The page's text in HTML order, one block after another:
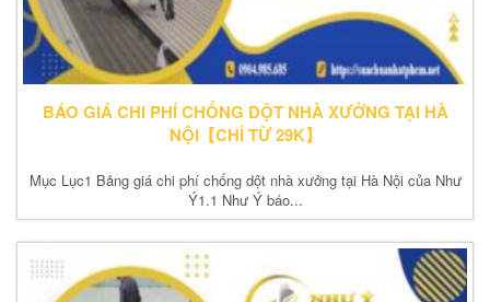
BÁO GIÁ CHI PHÍ CHỐNG DỘT NHÀ XƯỞNG TẠI HÀ
NỘI【CHỈ TỪ 29K】
Mục Lục1 Bảng giá chi phí chống dột nhà xưởng tại Hà Nội của Như
Ý1.1 Như Ý báo...